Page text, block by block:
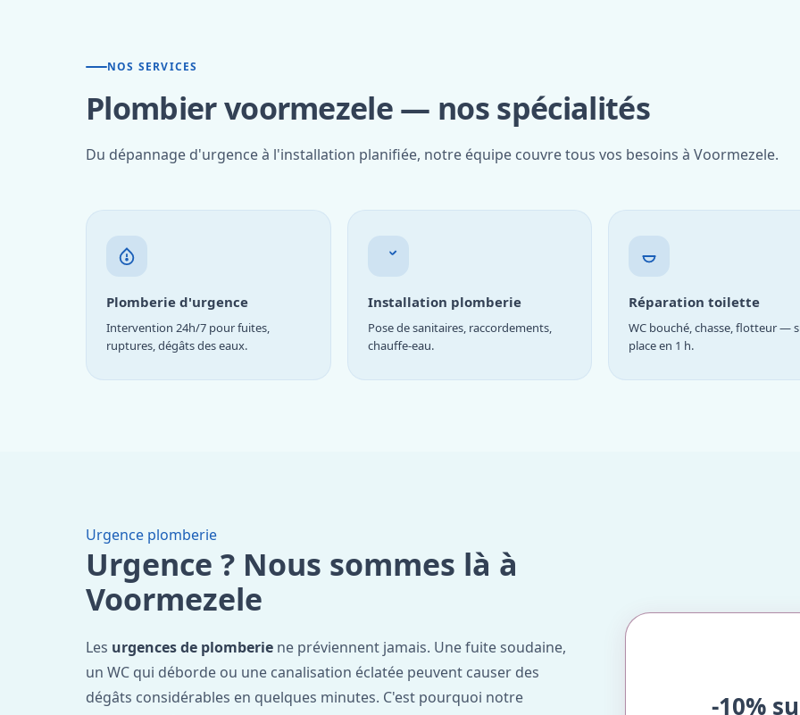
NOS SERVICES
Plombier voormezele — nos spécialités
Du dépannage d'urgence à l'installation planifiée, notre équipe couvre tous vos besoins à Voormezele.
Plomberie d'urgence
Intervention 24h/7 pour fuites,
ruptures, dégâts des eaux.
Installation plomberie
Pose de sanitaires, raccordements,
chauffe-eau.
Réparation toilette
WC bouché, chasse, flotteur —
place en 1 h.
Urgence plomberie
Urgence ? Nous sommes là à
Voormezele
Les urgences de plomberie ne préviennent jamais. Une fuite soudaine,
un WC qui déborde ou une canalisation éclatée peuvent causer des
dégâts considérables en quelques minutes. C'est pourquoi notre
-10%